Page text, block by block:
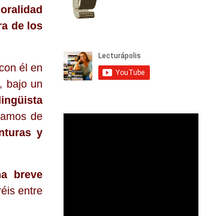
de los
él en
bajo un
de
y
breve
entre